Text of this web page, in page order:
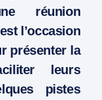
réunion
l’occasion
présenter la
leurs
pistes